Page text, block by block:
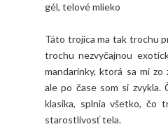
gél, telové mlieko
Táto trojica ma tak trochu
trochu nezvyčajnou
mandarínky, ktorá sa mi zo
ale po čase som si zvykla.
klasika, splnia všetko, čo
starostlivosť tela.